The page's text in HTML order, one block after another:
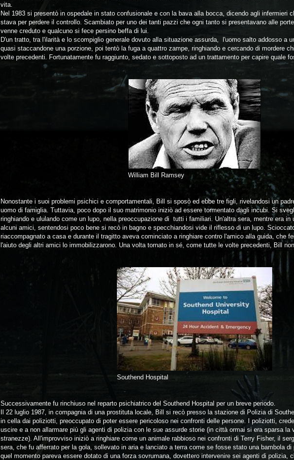
vita.
Nel 1983 si presentò in ospedale in stato confusionale e con la bava alla bocca, dicendo agli infermieri
stava per perdere il controllo. Scambiato per uno dei tanti pazzi che ogni tanto si presentavano alle
venne creduto e qualcuno si fece persino beffa di lui.
D'un tratto, tra l'ilarità e lo scompiglio generale dovuto alla situazione assurda, l'uomo salto addosso a
quasi staccandone una porzione, poi tentò la fuga a quattro zampe, ringhiando e cercando di mordere
volte precedenti. Fortunatamente fu raggiunto, sedato e sottoposto ad un trattamento per capire quale
William Bill Ramsey
Nonostante i suoi problemi psichici e comportamentali, Bill si sposò ed ebbe tre figli, rivelandosi un
uomo di famiglia. Tuttavia, poco dopo il suo matrimonio iniziò ad essere tormentato dagli incubi. Si
ringhiando e ululando come un lupo, nella preoccupazione di tutti i familiari. Un'altra sera, mentre era in
alcuni amici, sentendosi poco bene si recò in bagno e specchiandosi vide il riflesso di un lupo.
riaccompagnato a casa e durante il tragitto aveva cominciato a ringhiare contro l'amico alla guida, che
l'aiuto degli altri amici lo immobilizzarono. Una volta tornato in sé, come tutte le volte precedenti, Bill
Southend Hospital
Successivamente fu rinchiuso nel reparto psichiatrico del Southend Hospital per un breve periodo.
Il 22 luglio 1987, in compagnia di una prostituta locale, Bill si recò presso la stazione di Polizia di
in cella dai poliziotti, preoccupato di poter essere pericoloso nei confronti delle persone. I poliziotti,
uscire e a non allarmare più gli agenti di polizia con le sue assurde storie (in città ormai si era sparsa la
stranezze). All'improvviso iniziò a ringhiare come un animale rabbioso nei confronti di Terry Fisher, il
sera, che fu afferrato per la gola, sollevato in aria e lanciato a terra come se fosse stato una bambola
quel momento pareva essere dotato di una forza sovrumana, dovettero intervenire sei agenti di polizia,